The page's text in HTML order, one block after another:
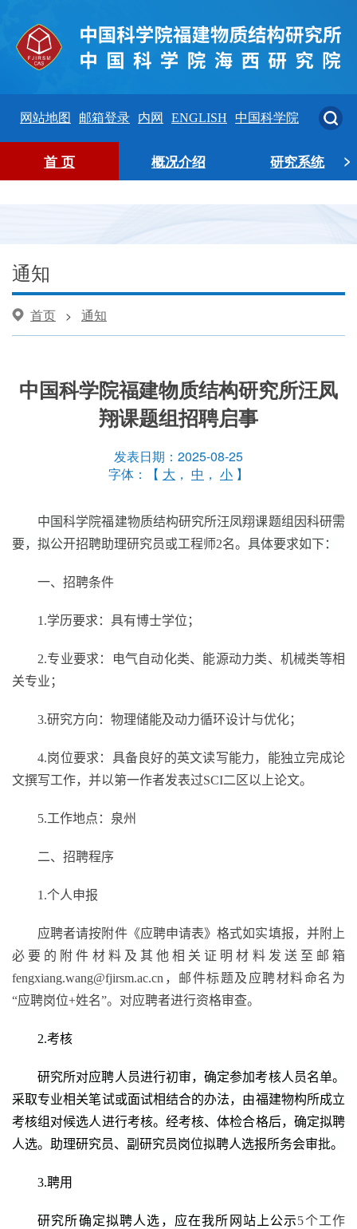
网站地图 邮箱登录 内网 ENGLISH 中国科学院
首 页 概况介绍 研究系统 >
通知
首页 > 通知
中国科学院福建物质结构研究所汪凤
翔课题组招聘启事
发表日期：2025-08-25
字体：【 大 ， 中 ， 小 】
中国科学院福建物质结构研究所汪凤翔课题组因科研需
要，拟公开招聘助理研究员或工程师2名。 具体要求如下：
一、招聘条件
1.学历要求：具有博士学位；
2.专业要求：电气自动化类、能源动力类、机械类等相
关专业；
3.研究方向：物理储能及动力循环设计与优化；
4.岗位要求：具备良好的英文读写能力，能独立完成论
文撰写工作，并以第一作者发表过SCI二区以上论文。
5.工作地点：泉州
二、招聘程序
1.个人申报
应聘者请按附件《应聘申请表》格式如实填报，并附上
必要的附件材料及其他相关证明材料发送至邮箱
fengxiang.wang@fjirsm.ac.cn ，邮件标题 及应聘材料命名为
“应聘岗位+姓名”。对应聘者进行资格审查。
2.考核
研究所对应聘人员进行初审，确定参加考核人员名单。
采取专业相关笔试或面试相结合的办法，由福建物构所成立
考核组对候选人进行考核。经考核、体检合格后，确定拟聘
人选。助理研究员、副研究员岗位拟聘人选报所务会审批。
3.聘用
研究所确定拟聘人选，应在我所网站上公示5个工作